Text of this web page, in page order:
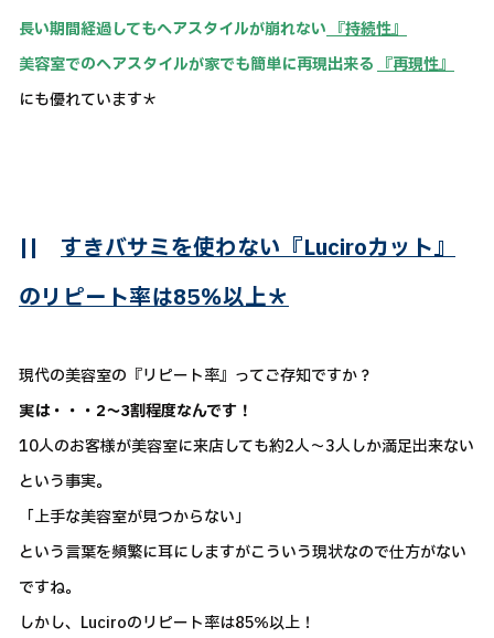
長い期間経過してもヘアスタイルが崩れない『持続性』
美容室でのヘアスタイルが家でも簡単に再現出来る『再現性』
にも優れています＊
|| すきバサミを使わない『Luciroカット』
のリピート率は85％以上＊
現代の美容室の『リピート率』ってご存知ですか？
実は・・・2～3割程度なんです！
10人のお客様が美容室に来店しても約2人～3人しか満足出来ない
という事実。
「上手な美容室が見つからない」
という言葉を頻繁に耳にしますがこういう現状なので仕方がない
ですね。
しかし、Luciroのリピート率は85％以上！